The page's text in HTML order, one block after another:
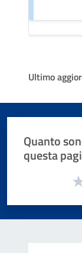
Ultimo
Quanto
questa
Valuta da 1 a 5